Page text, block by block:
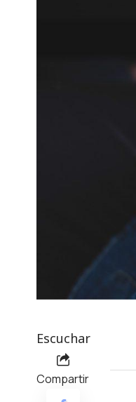
Escuchar
Compartir